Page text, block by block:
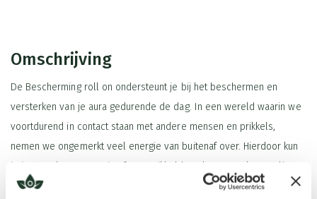
Omschrijving
De Bescherming roll on ondersteunt je bij het beschermen en
versterken van je aura gedurende de dag. In een wereld waarin we
voortdurend in contact staan met andere mensen en prikkels,
nemen we ongemerkt veel energie van buitenaf over. Hierdoor kun
je je moe, leeg, onrustig of overprikkeld voelen. Vooral gevoelige
mensen en kinderen merken vaak snel wanneer energie van